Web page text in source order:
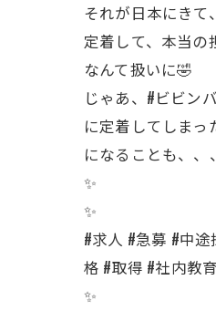
それが日本にきて
定着して、本当の
なんて扱いに🤣
じゃあ、#ビビン
に定着してしま
になることも、
✨
✨
#求人 #急募 #中
格 #取得 #社内教
✨